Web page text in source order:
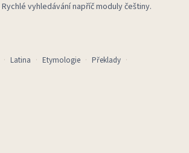
Rychlé vyhledávání napříč moduly češtiny.
Latina Etymologie
Překlady